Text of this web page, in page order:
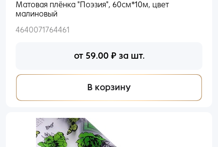
Матовая плёнка "Поэзия", 60см*10м, цвет
малиновый
4640071764461
от 59.00 ₽за шт.
В корзину